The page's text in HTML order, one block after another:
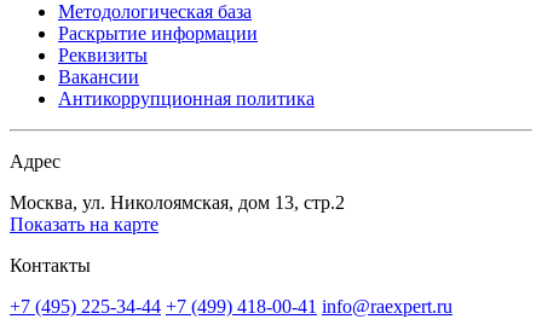
Методологическая база
Раскрытие информации
Реквизиты
Вакансии
Антикоррупционная политика
Адрес
Москва, ул. Николоямская, дом 13, стр.2
Показать на карте
Контакты
+7 (495) 225-34-44 +7 (499) 418-00-41 info@raexpert.ru